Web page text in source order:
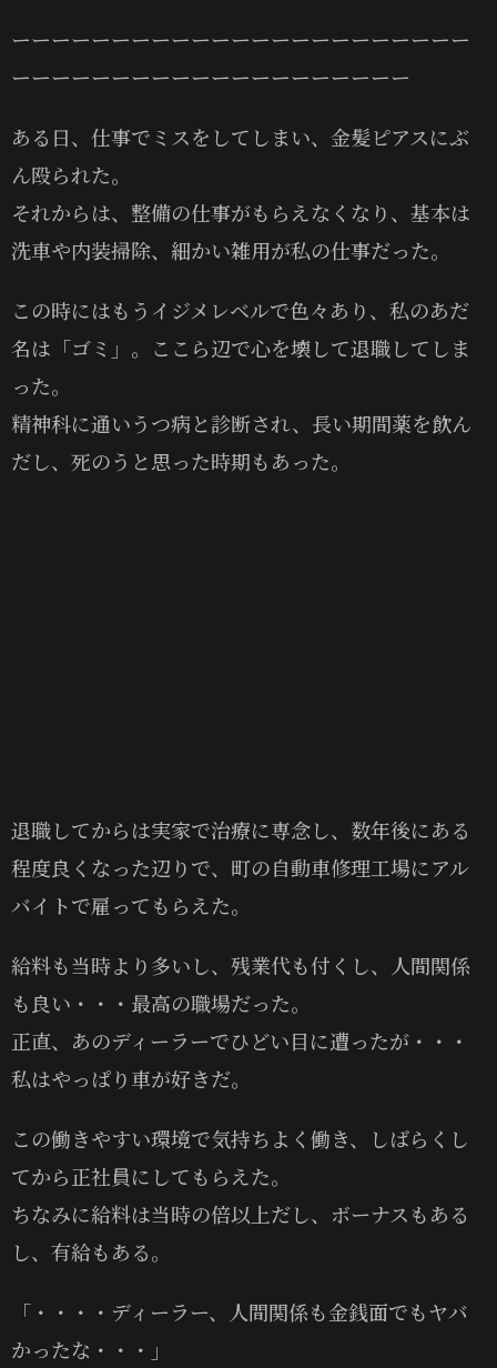
ーーーーーーーーーーーーーーーーーーーーーーー
ーーーーーーーーーーーーーーーーーーーー
ある日、仕事でミスをしてしまい、金髪ピアスにぶ
ん殴られた。
それからは、整備の仕事がもらえなくなり、基本は
洗車や内装掃除、細かい雑用が私の仕事だった。
この時にはもうイジメレベルで色々あり、私のあだ
名は「ゴミ」。ここら辺で心を壊して退職してしま
った。
精神科に通いうつ病と診断され、長い期間薬を飲ん
だし、死のうと思った時期もあった。
退職してからは実家で治療に専念し、数年後にある
程度良くなった辺りで、町の自動車修理工場にアル
バイトで雇ってもらえた。
給料も当時より多いし、残業代も付くし、人間関係
も良い・・・最高の職場だった。
正直、あのディーラーでひどい目に遭ったが・・・
私はやっぱり車が好きだ。
この働きやすい環境で気持ちよく働き、しばらくし
てから正社員にしてもらえた。
ちなみに給料は当時の倍以上だし、ボーナスもある
し、有給もある。
「・・・・ディーラー、人間関係も金銭面でもヤバ
かったな・・・」